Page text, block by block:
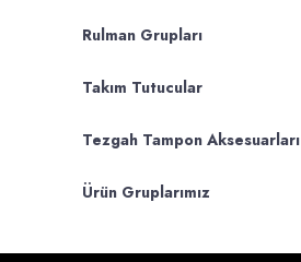
Rulman Grupları
Takım Tutucular
Tezgah Tampon Aksesuarları
Ürün Gruplarımız